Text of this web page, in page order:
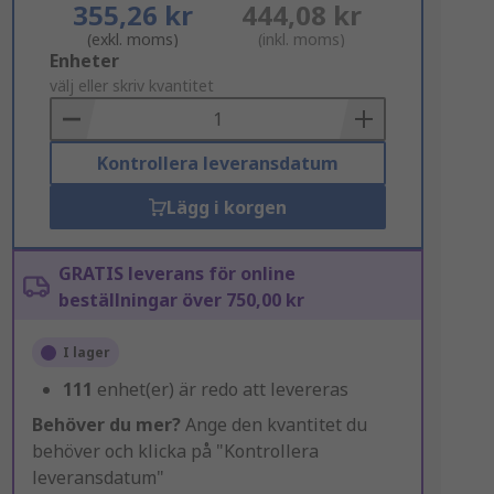
355,26 kr
(exkl. moms)
444,08 kr
(inkl. moms)
Add
to
Basket
Enheter
välj eller skriv kvantitet
Kontrollera leveransdatum
Lägg i korgen
GRATIS leverans för online
beställningar över 750,00 kr
I lager
111 enhet(er) är redo att levereras
Behöver du mer? Ange den kvantitet du
behöver och klicka på "Kontrollera
leveransdatum"